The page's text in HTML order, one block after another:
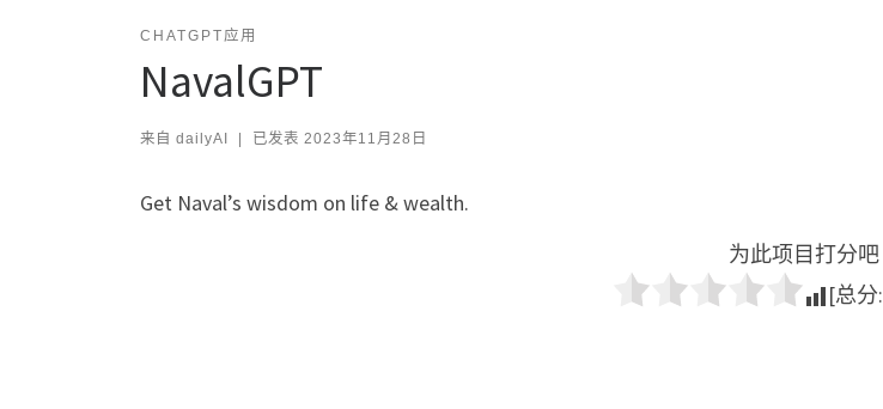
CHATGPT应用
NavalGPT
来自 dailyAI 已发表 2023年11月28日
Get Naval’s wisdom on life & wealth.
为此项目打分吧
[总分: